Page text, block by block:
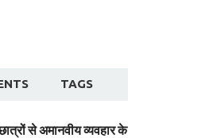
TAGS
से अमानवीय व्यवहार के